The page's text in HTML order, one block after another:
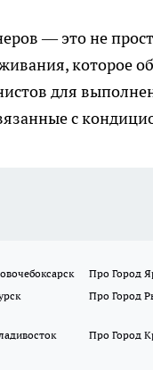
— это не
которое
для
с
Про Город
Про Город
Про Город